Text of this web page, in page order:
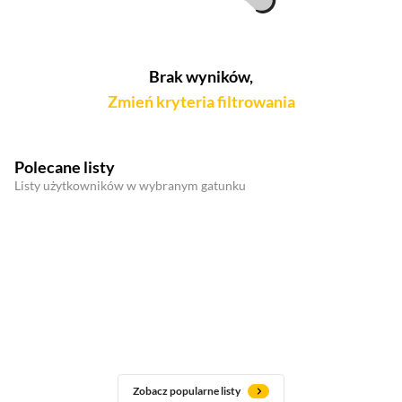
Brak wyników,
Zmień kryteria filtrowania
Polecane listy
Listy użytkowników w wybranym gatunku
Zobacz popularne listy